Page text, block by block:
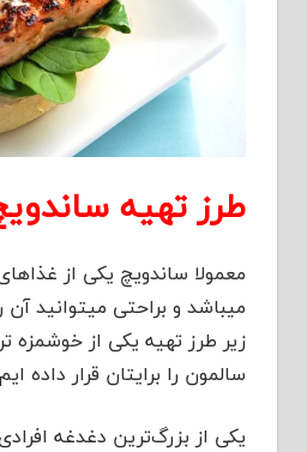
طرز تهیه
معمولا ساندویچ یکی از
میباشد و براحتی میتوانید
زیر طرز تهیه یکی از خوشمزه
سالمون را برایتان قرار داده
یکی از بزرگ‌ترین دغدغه